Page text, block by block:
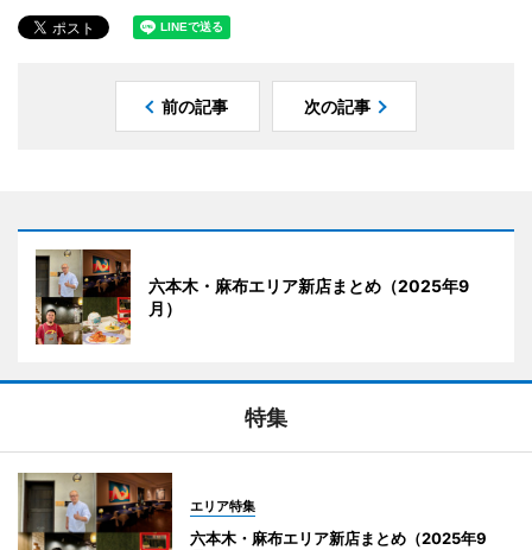
前の記事 次の記事
六本木・麻布エリア新店まとめ（2025年9
月）
特集
エリア特集
六本木・麻布エリア新店まとめ（2025年9